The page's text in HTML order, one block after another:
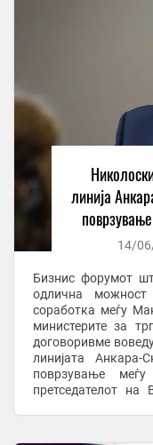
линија
14/
Бизнис форумот
одлична
соработка меѓу
министерите за
договоривме
линијата
поврзување
претседателот на